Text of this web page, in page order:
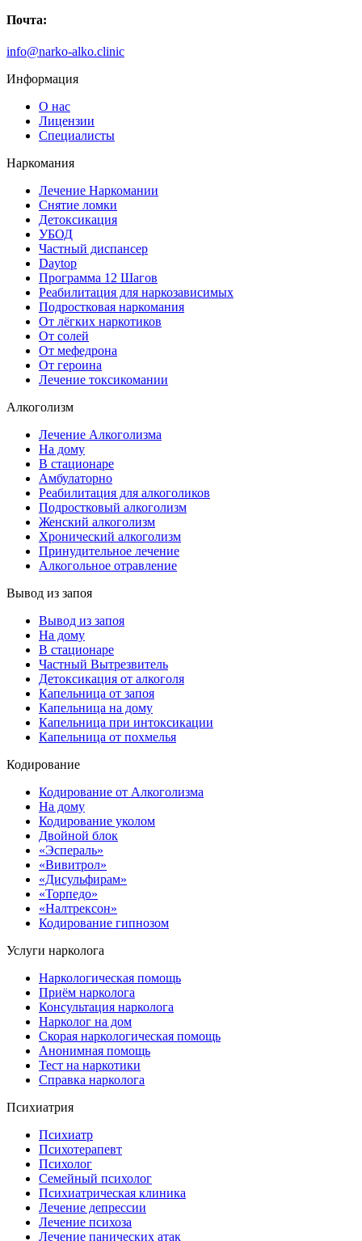
Почта:
info@narko-alko.clinic
Информация
О нас
Лицензии
Специалисты
Наркомания
Лечение Наркомании
Снятие ломки
Детоксикация
УБОД
Частный диспансер
Daytop
Программа 12 Шагов
Реабилитация для наркозависимых
Подростковая наркомания
От лёгких наркотиков
От солей
От мефедрона
От героина
Лечение токсикомании
Алкоголизм
Лечение Алкоголизма
На дому
В стационаре
Амбулаторно
Реабилитация для алкоголиков
Подростковый алкоголизм
Женский алкоголизм
Хронический алкоголизм
Принудительное лечение
Алкогольное отравление
Вывод из запоя
Вывод из запоя
На дому
В стационаре
Частный Вытрезвитель
Детоксикация от алкоголя
Капельница от запоя
Капельница на дому
Капельница при интоксикации
Капельница от похмелья
Кодирование
Кодирование от Алкоголизма
На дому
Кодирование уколом
Двойной блок
«Эспераль»
«Вивитрол»
«Дисульфирам»
«Торпедо»
«Налтрексон»
Кодирование гипнозом
Услуги нарколога
Наркологическая помощь
Приём нарколога
Консультация нарколога
Нарколог на дом
Скорая наркологическая помощь
Анонимная помощь
Тест на наркотики
Справка нарколога
Психиатрия
Психиатр
Психотерапевт
Психолог
Семейный психолог
Психиатрическая клиника
Лечение депрессии
Лечение психоза
Лечение панических атак